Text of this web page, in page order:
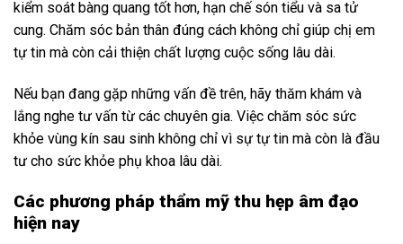
kiểm soát bàng quang tốt hơn, hạn chế són tiểu và sa tử
cung. Chăm sóc bản thân đúng cách không chỉ giúp chị em
tự tin mà còn cải thiện chất lượng cuộc sống lâu dài.
Nếu bạn đang gặp những vấn đề trên, hãy thăm khám và
lắng nghe tư vấn từ các chuyên gia. Việc chăm sóc sức
khỏe vùng kín sau sinh không chỉ vì sự tự tin mà còn là đầu
tư cho sức khỏe phụ khoa lâu dài.
Các phương pháp thẩm mỹ thu hẹp âm đạo
hiện nay